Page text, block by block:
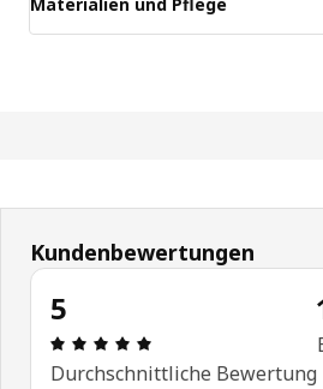
Kundenbewertungen
5
Bewertung: 5 von 5
Durchschnittliche Bewertung